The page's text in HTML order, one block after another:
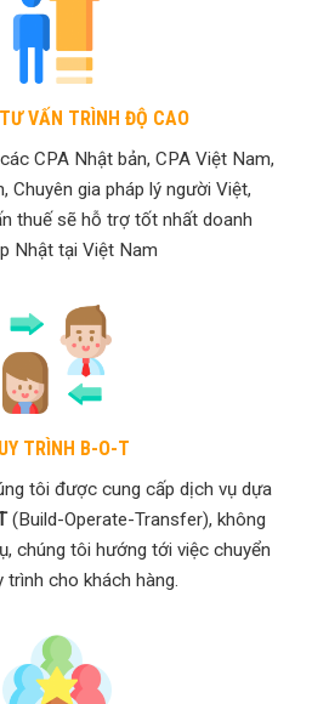
VẤN TRÌNH ĐỘ CAO
CPA Nhật bản, CPA Việt Nam,
Chuyên gia pháp lý người Việt,
thuế sẽ hỗ trợ tốt nhất doanh
Nhật tại Việt Nam
TRÌNH B-O-T
tôi được cung cấp dịch vụ dựa
(Build-Operate-Transfer), không
chúng tôi hướng tới việc chuyển
trình cho khách hàng.